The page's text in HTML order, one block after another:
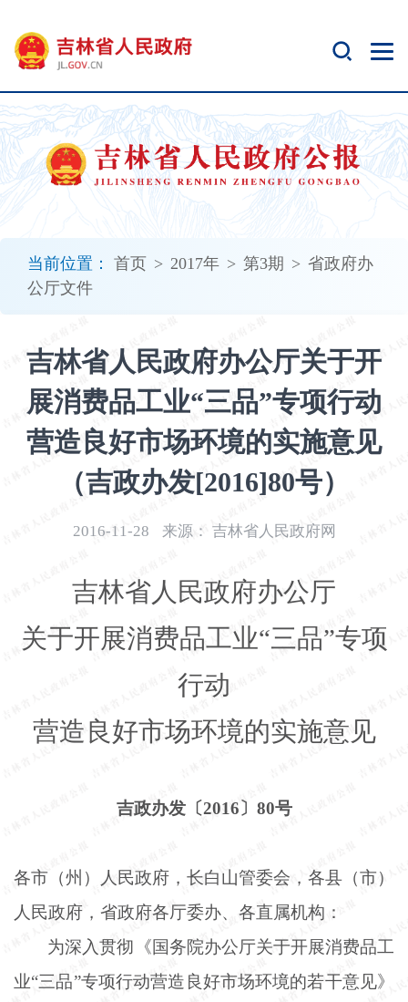
当前位置： 首页 > 2017年 > 第3期 > 省政府办
公厅文件
吉林省人民政府办公厅关于开
展消费品工业“三品”专项行动
营造良好市场环境的实施意见
（吉政办发[2016]80号）
2016-11-28 来源： 吉林省人民政府网
吉林省人民政府办公厅
关于开展消费品工业“三品”专项
行动
营造良好市场环境的实施意见
吉政办发〔2016〕80号
各市（州）人民政府，长白山管委会，各县（市）
人民政府，省政府各厅委办、各直属机构：
为深入贯彻《国务院办公厅关于开展消费品工
业“三品”专项行动营造良好市场环境的若干意见》
开
无
障
碍
说
明
加